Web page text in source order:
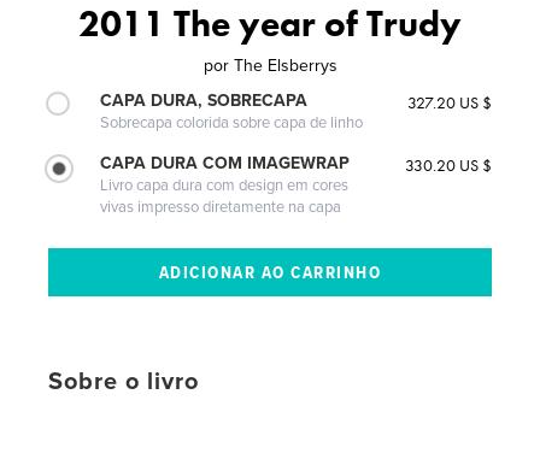
2011 The year of Trudy
por The Elsberrys
CAPA DURA, SOBRECAPA
Sobrecapa colorida sobre capa de linho
327.20 US $
CAPA DURA COM IMAGEWRAP
Livro capa dura com design em cores
vivas impresso diretamente na capa
330.20 US $
Sobre o livro